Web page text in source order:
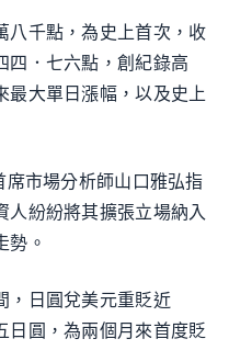
八千點，為史上首次，收
四．七六點，創紀錄高
最大單日漲幅，以及史上
席市場分析師山口雅弘指
人紛紛將其擴張立場納入
勢。
，日圓兌美元重貶近
日圓，為兩個月來首度貶